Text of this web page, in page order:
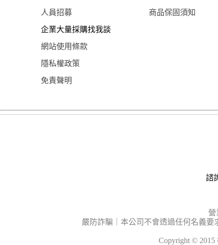
人員招募 商品保固須知
企業大量採購找我談
網站使用條款
隱私權政策
免責聲明
諮
營
嚴防詐騙｜本公司不會透過任何名義
Copyright ©